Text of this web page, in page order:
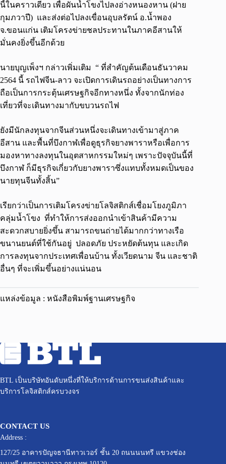
นี้ในคราวเดียว เพื่อผันนํ้าโขงไปลงอ่างหนองหาน (ฝาย
กุมภวาปี) และส่งต่อไปลงเขื่อนอุบลรัตน์ อ.นํ้าพอง
จ.ขอนแก่น เติมโครงข่ายชลประทานในภาคอีสานให้
มั่นคงยิ่งขึ้นอีกด้วย
นายบุญเพ็งฯ กล่าวเพิ่มเติม “ ที่สำคัญต้นเดือนธันวาคม
2564 นี้ รถไฟจีน-ลาว จะเปิดการเดินรถอย่างเป็นทางการ
ถือเป็นการกระตุ้นเศรษฐกิจอีกทางหนึ่ง ทั้งจากนักท่อง
เที่ยวที่จะเดินทางมากับขบวนรถไฟ
ยังมีนักลงทุนจากจีนส่วนหนึ่งจะเดินทางเข้ามาสู่ภาค
อีสาน และพื้นที่บึงกาฬเพื่อดูธุรกิจยางพาราหรือเพื่อการ
มองหาทางลงทุนในอุตสาหกรรมใหม่ๆ เพราะปัจจุบันนี้ที่
บึงกาฬ ก็มีธุรกิจเกี่ยวกับยางพาราซึ่งแทบทั้งหมดเป็นของ
นายทุนจีนทั้งสิ้น”
เรียกว่าเป็นการเติมโครงข่ายโลจิสติกส์เชื่อมโยงภูมิภา
คลุ่มนํ้าโขง ที่ทำให้การส่งออกนำเข้าสินค้ามีความ
สะดวกสบายยิ่งขึ้น สามารถขนถ่ายได้มากกว่าทางเรือ
ขนานยนต์ที่ใช้กันอยู่ ปลอดภัย ประหยัดต้นทุน และเกิด
การลงทุนจากประเทศเพื่อนบ้าน ทั้งเวียดนาม จีน และชาติ
อื่นๆ ที่จะเพิ่มขึ้นอย่างแน่นอน
แหล่งข้อมูล : หนังสือพิมพ์ฐานเศรษฐกิจ
BTL เป็นบริษัทอันดับหนึ่งที่ให้บริการด้านการขนส่งสินค้าและ
บริการโลจิสติกส์ครบวงจร
CONTACT US
Address :
127/25 อาคารปัญจธานีทาวเวอร์ ชั้น 20 ถนนนนทรี แขวงช่อง